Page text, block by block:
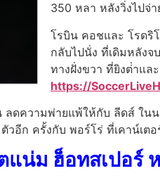
350 หลา หลังวิ่งไปจ่
โรบิน คอชและ โรดริ
กลับไปนั่ง ที่เดิมหลังจ
ทางฝั่งขวา ที่ยิงต่ําแล
https://
ดความพ่ายแพ้ให้กับ ลีดส์ ใน
วอีก ครั้งกับ พอร์โร่ ที่เคาน์เต
แน่ม ฮ็อทสเปอ